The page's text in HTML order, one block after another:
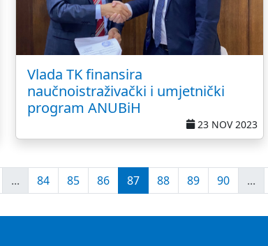
Vlada TK finansira
naučnoistraživački i umjetnički
program ANUBiH
23 NOV 2023
... 84 85 86 87 88 89 90 ...